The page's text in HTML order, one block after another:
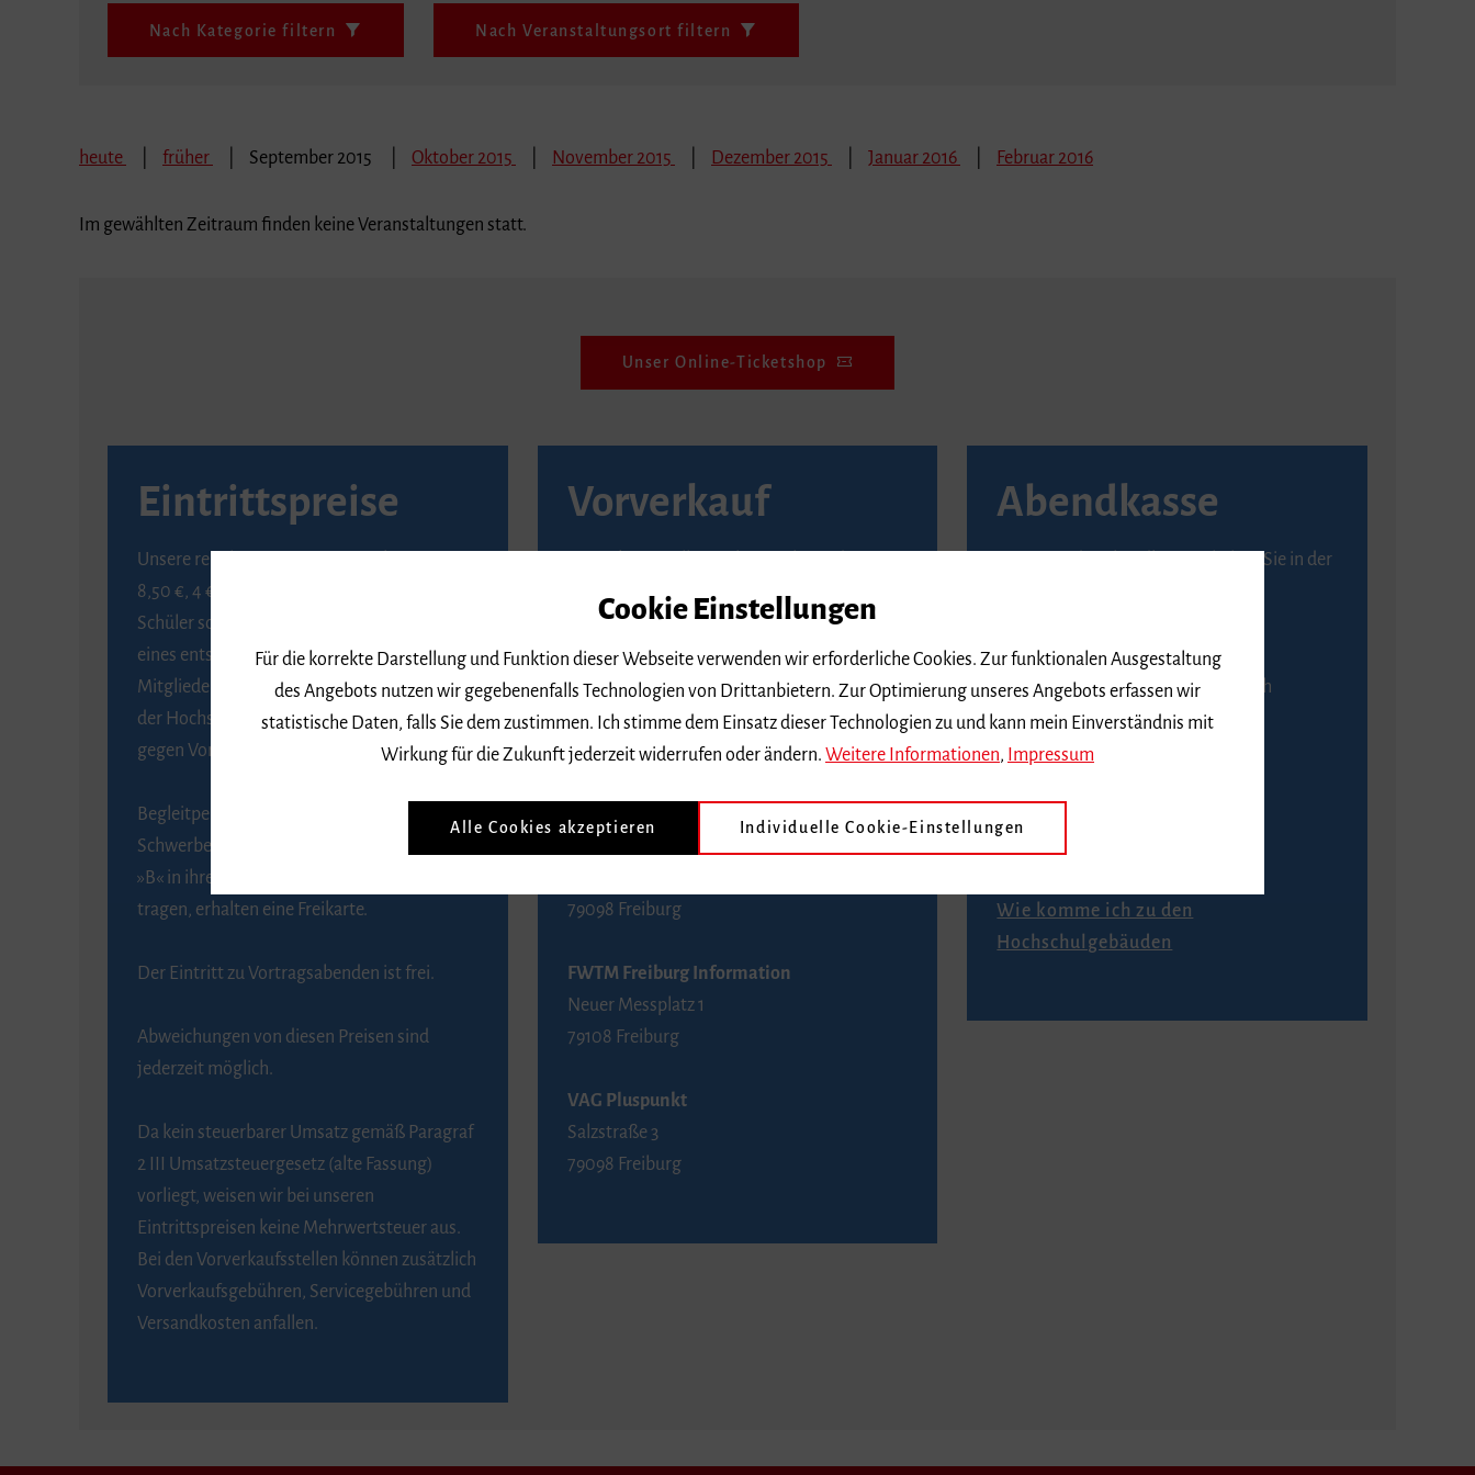
Nach Kategorie filtern Nach Veranstaltungsort filtern
heute früher September 2015 Oktober 2015 November 2015 Dezember 2015 Januar 2016 Februar 2016
Im gewählten Zeitraum finden keine Veranstaltungen statt.
Unser Online-Ticketshop
Eintrittspreise
Unsere regulären Eintrittspreise betragen
8,50 €, 4 € ermäßigt für Schülerinnen und
Schüler sowie Studierende gegen Vorlage
eines entsprechenden Nachweises, 6 € für
Mitglieder der Gesellschaft zur Förderung
der Hochschule für Musik Freiburg e. V.
gegen Vorlage des Mitgliedsausweises.
Begleitpersonen von Menschen mit
Schwerbehinderung, die das Merkzeichen
»B« in ihrem Schwerbehindertenausweis
tragen, erhalten eine Freikarte.
Der Eintritt zu Vortragsabenden ist frei.
Abweichungen von diesen Preisen sind
jederzeit möglich.
Da kein steuerbarer Umsatz gemäß Paragraf
2 III Umsatzsteuergesetz (alte Fassung)
vorliegt, weisen wir bei unseren
Eintrittspreisen keine Mehrwertsteuer aus.
Bei den Vorverkaufsstellen können zusätzlich
Vorverkaufsgebühren, Servicegebühren und
Versandkosten anfallen.
Vorverkauf
Seite von Reservix.
BZ-Kartenservice Freiburg
Kaiser-Joseph-Straße 229
79098 Freiburg
Telefon 0761 4968888 (Reservierungen sind
79098 Freiburg
FWTM Freiburg Information
Neuer Messplatz 1
79108 Freiburg
VAG Pluspunkt
Salzstraße 3
79098 Freiburg
Abendkasse
Karten an der Abendkasse erhalten Sie in der
An der Abendkasse ist ausschließlich
Barzahlung möglich.
Anfahrt
Wie komme ich zu den
Hochschulgebäuden
Cookie Einstellungen
Für die korrekte Darstellung und Funktion dieser Webseite verwenden wir erforderliche Cookies. Zur funktionalen Ausgestaltung
des Angebots nutzen wir gegebenenfalls Technologien von Drittanbietern. Zur Optimierung unseres Angebots erfassen wir
statistische Daten, falls Sie dem zustimmen. Ich stimme dem Einsatz dieser Technologien zu und kann mein Einverständnis mit
Wirkung für die Zukunft jederzeit widerrufen oder ändern. Weitere Informationen, Impressum
Alle Cookies akzeptieren Individuelle Cookie-Einstellungen